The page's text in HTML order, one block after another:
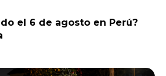
el 6 de agosto en Perú?